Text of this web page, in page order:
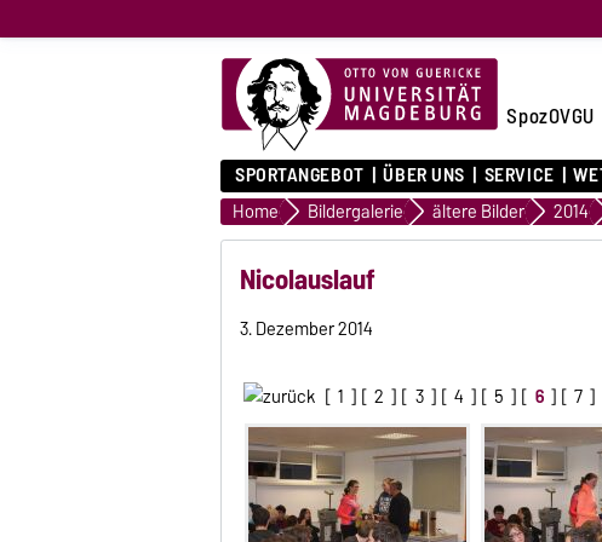
SpozOVGU
SPORTANGEBOT ÜBER UNS SERVICE
Home Bildergalerie ältere Bilder 2014
Nicolauslauf
3. Dezember 2014
[ 1 ] [ 2 ] [ 3 ] [ 4 ] [ 5 ] [ 6 ] [ 7 ]